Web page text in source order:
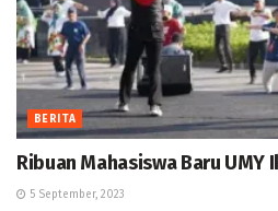
BERITA
Ribuan Mahasiswa Baru UMY
5 September, 2023